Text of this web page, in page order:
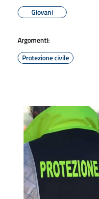
Giovani
Argomenti:
Protezione civile